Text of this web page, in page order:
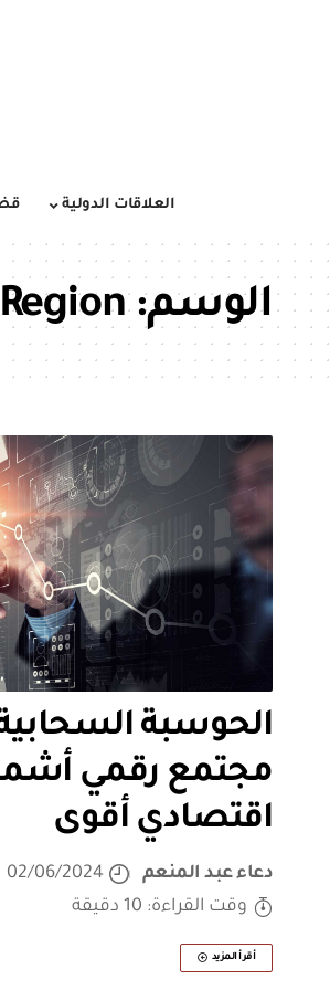
العلاقات الدولية
الوسم:
الحوسبة
مجتمع رقمي
اقتصادي أقوى
دعاء عبد المنعم
02/06/2024
وقت القراءة: 10 دقيقة
أقرأ المزيد